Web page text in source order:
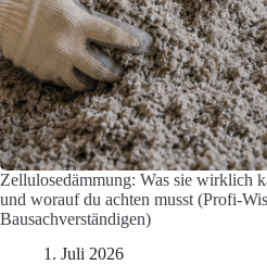
Zellulosedämmung: Was sie wirklich
und worauf du achten musst (Profi-
Bausachverständigen)
1. Juli 2026